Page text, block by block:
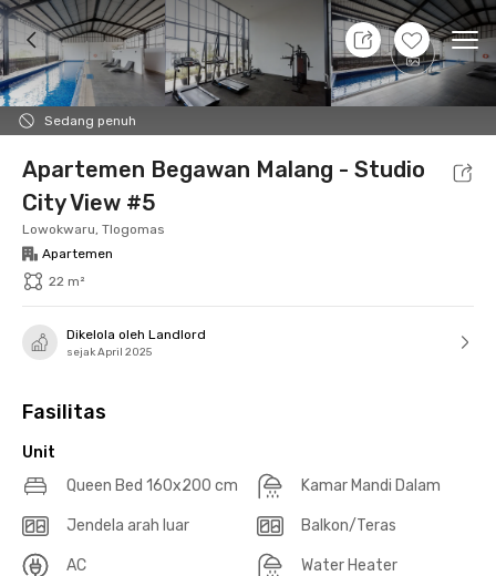
+23
Sedang penuh
9 Agt 26 - Belum tahu
Foto Fasilitas bersama Lokasi Aturan
Apartemen Begawan Malang - Studio
City View #5
Lowokwaru, Tlogomas
Apartemen
22 m²
Dikelola oleh Landlord
sejak April 2025
Fasilitas
Unit
Queen Bed 160x200 cm
Kamar Mandi Dalam
Jendela arah luar Balkon/Teras
AC Water Heater